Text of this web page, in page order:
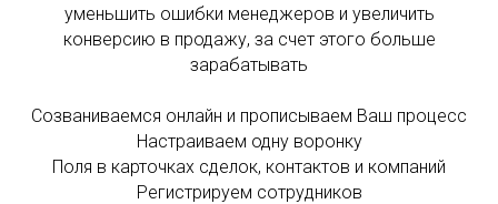
уменьшить ошибки менеджеров и увеличить
конверсию в продажу, за счет этого больше
зарабатывать
Созваниваемся онлайн и прописываем Ваш процесс
Настраиваем одну воронку
Поля в карточках сделок, контактов и компаний
Регистрируем сотрудников